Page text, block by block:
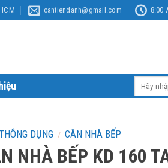
cantiendanh@gmail.com 8:00
DỤNG / CÂN NHÀ BẾP
NHÀ BẾP KD 160